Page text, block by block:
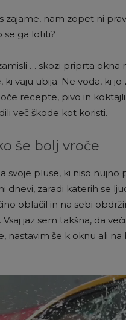
zajame, nam zopet ni
se ga lotiti?
… skozi priprta
vaju ubija. Ne voda, ki
recepte, pivo in
več škode kot koristi.
še bolj vroče
svoje pluse, ki niso
dnevi, zaradi katerih se
oblačil in na sebi
jaz sem takšna, da
nastavim še k oknu ali